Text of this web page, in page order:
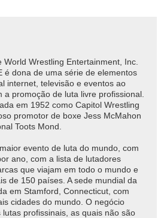
Wrestling Entertainment, Inc.
é dona de uma série de elementos
internet, televisão e eventos ao
a promoção de luta livre profissional.
em 1952 como Capitol Wrestling
promotor de boxe Jess McMahon
Toots Mond.
evento de luta do mundo, com
ano, com a lista de lutadores
que viajam em todo o mundo e
de 150 países. A sede mundial da
em Stamford, Connecticut, com
cidades do mundo. O negócio
lutas profissinais, as quais não são